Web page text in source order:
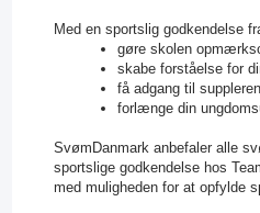
Med en sportslig godkendelse
gøre skolen
skabe forståelse for
få adgang til
forlænge din
SvømDanmark anbefaler alle
sportslige godkendelse hos
med muligheden for at opfylde